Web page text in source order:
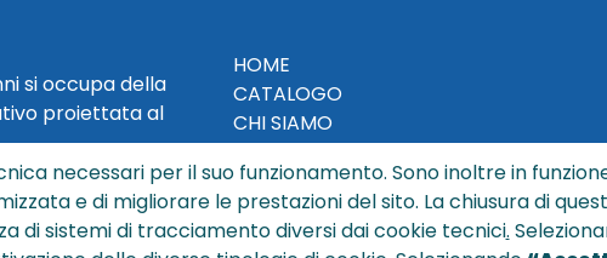
si occupa della
proiettata al
HOME
CATALOGO
CHI SIAMO
NEWS
CONTATTACI
CONDIZIONI DI VENDITA
necessari per il suo funzionamento. Sono inoltre in
e di migliorare le prestazioni del sito. La chiusura di
di sistemi di tracciamento diversi dai cookie tecnici.